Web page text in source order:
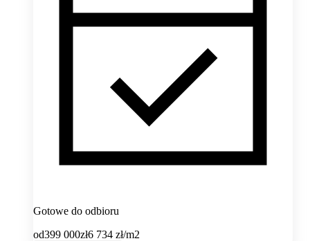
Gotowe do odbioru
od399 000zł6 734 zł/m2